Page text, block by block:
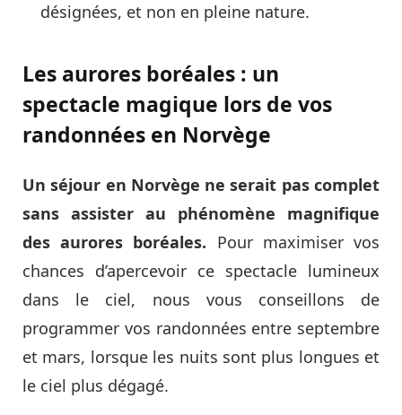
désignées, et non en pleine nature.
Les aurores boréales : un
spectacle magique lors de vos
randonnées en Norvège
Un séjour en Norvège ne serait pas complet
sans assister au phénomène magnifique
des aurores boréales. Pour maximiser vos
chances d’apercevoir ce spectacle lumineux
dans le ciel, nous vous conseillons de
programmer vos randonnées entre septembre
et mars, lorsque les nuits sont plus longues et
le ciel plus dégagé.